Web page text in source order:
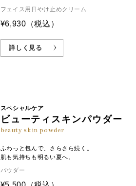
フェイス用日やけ止めクリーム
¥6,930 （税込）
詳しく見る
スペシャルケア
ビューティスキンパウダー
beauty skin powder
ふわっと包んで、さらさら続く。
肌も気持ちも明るい夏へ。
パウダー